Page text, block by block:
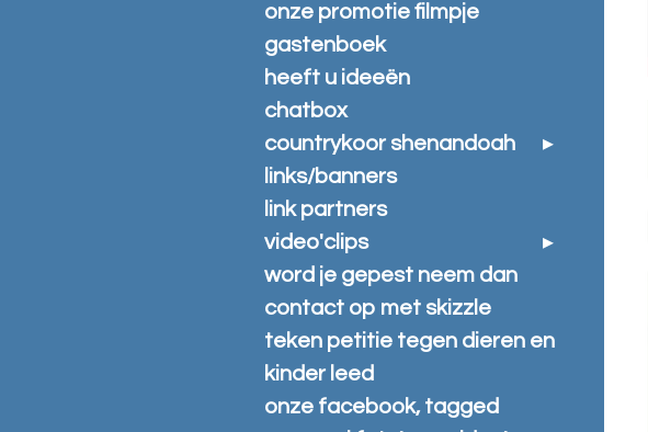
onze promotie filmpje
gastenboek
heeft u ideeën
chatbox
countrykoor shenandoah
links/banners
link partners
video'clips
word je gepest neem dan
contact op met skizzle
teken petitie tegen dieren en
kinder leed
onze facebook, tagged